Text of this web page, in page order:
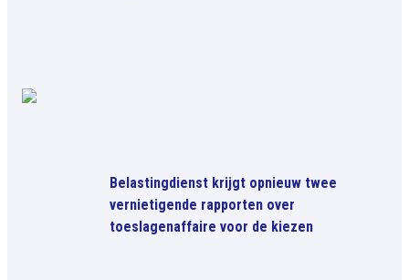
Belastingdienst krijgt opnieuw twee
vernietigende rapporten over
toeslagenaffaire voor de kiezen